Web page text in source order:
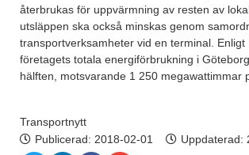
återbrukas för uppvärmning av resten av
utsläppen ska också minskas genom
transportverksamheter vid en terminal. Enligt
företagets totala energiförbrukning i
hälften, motsvarande 1 250 megawattimmar
Transportnytt
Publicerad: 2018-02-01 Uppdaterad: